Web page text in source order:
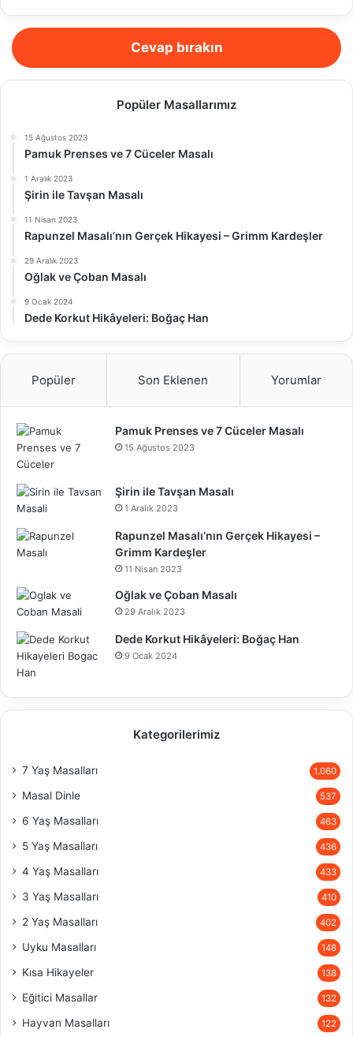
Cevap bırakın
Popüler Masallarımız
15 Ağustos 2023
Pamuk Prenses ve 7 Cüceler Masalı
1 Aralık 2023
Şirin ile Tavşan Masalı
11 Nisan 2023
Rapunzel Masalı’nın Gerçek Hikayesi – Grimm Kardeşler
29 Aralık 2023
Oğlak ve Çoban Masalı
9 Ocak 2024
Dede Korkut Hikâyeleri: Boğaç Han
Popüler Son Eklenen Yorumlar
Pamuk Prenses ve 7 Cüceler Masalı
15 Ağustos 2023
Şirin ile Tavşan Masalı
1 Aralık 2023
Rapunzel Masalı’nın Gerçek Hikayesi –
Grimm Kardeşler
11 Nisan 2023
Oğlak ve Çoban Masalı
29 Aralık 2023
Dede Korkut Hikâyeleri: Boğaç Han
9 Ocak 2024
Kategorilerimiz
7 Yaş Masalları 1.060
Masal Dinle 537
6 Yaş Masalları 463
5 Yaş Masalları 436
4 Yaş Masalları 433
3 Yaş Masalları 410
2 Yaş Masalları 402
Uyku Masalları 148
Kısa Hikayeler 138
Eğitici Masallar 132
Hayvan Masalları 122